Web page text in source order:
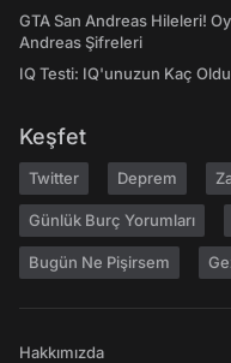
GTA San Andreas Hileleri!
Andreas Şifreleri
IQ Testi: IQ'unuzun Kaç
Keşfet
Twitter Deprem
Günlük Burç Yorumları
Bugün Ne Pişirsem
Hakkımızda